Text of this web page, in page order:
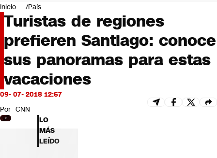
Negocios
Deportes
Programas completos
Cultura
Servicios
Bits
CNN Data
CNN tiempo
Futuro 360
Inicio País
Turistas de regiones
prefieren Santiago: conoce
sus panoramas para estas
vacaciones
09- 07- 2018 12:57
Por CNN
LO
MÁS
LEÍDO